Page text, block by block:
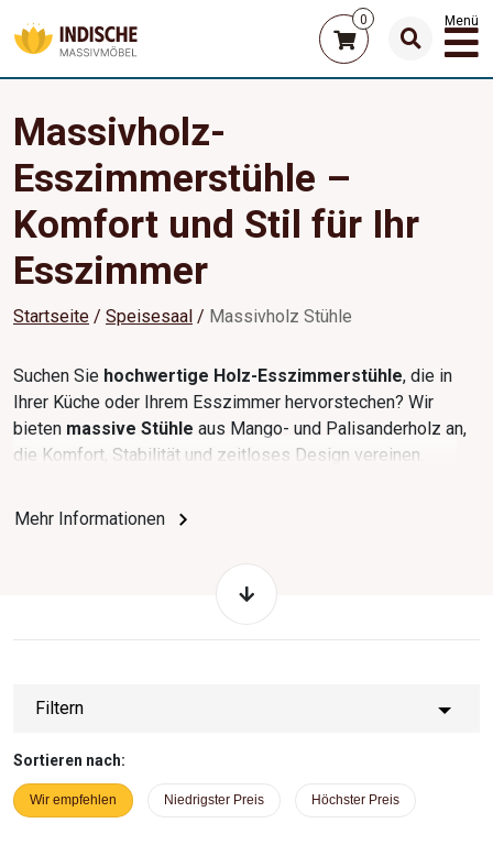
0 Menü
Massivholz-
Esszimmerstühle –
Komfort und Stil für Ihr
Esszimmer
Startseite Speisesaal Massivholz Stühle
Suchen Sie hochwertige Holz-Esszimmerstühle, die in
Ihrer Küche oder Ihrem Esszimmer hervorstechen? Wir
bieten massive Stühle aus Mango- und Palisanderholz an,
die Komfort, Stabilität und zeitloses Design vereinen.
Esszimmerstühlen
sowie Varianten mit Polsterung.
Mehr Informationen
Filtern
Sortieren nach:
Wir empfehlen Niedrigster Preis Höchster Preis